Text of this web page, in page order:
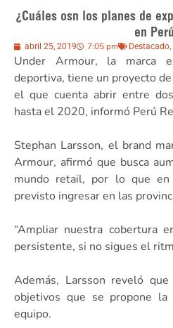
¿Cuáles osn los planes de
en
abril 25, 2019 7:05 pm Destacado,
Under Armour, la marca
deportiva, tiene un proyecto
el que cuenta abrir entre
hasta el 2020, informó Perú
Stephan Larsson, el brand
Armour, afirmó que busca
mundo retail, por lo que
previsto ingresar en las
“Ampliar nuestra cobertura
persistente, si no sigues el
Además, Larsson reveló
objetivos que se propone
equipo.